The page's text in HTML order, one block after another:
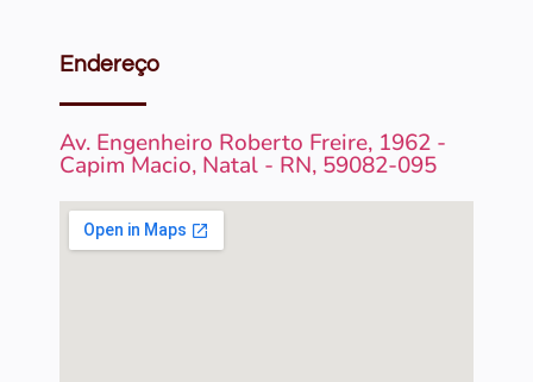
Endereço
Av. Engenheiro Roberto Freire, 1962 -
Capim Macio, Natal - RN, 59082-095